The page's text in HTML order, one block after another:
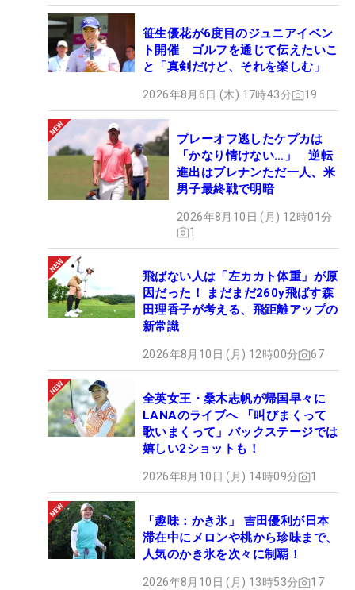
―昨季から今年を迎えるにあたり、変化した部分は
「一番は結果を出したいという気持ちが強くなりま
した。去年はすごく残念な結果になってしまったの
で、今年も同じような思いはしたくないという気持
ちでこのオフに臨みましたし、それがモチベーショ
ンにもなり、冬を乗り切ることができました。結果
を求めていきたいです」
―苦しかった昨シーズンを、どう分析しているか
「今考えると、スイングの悪いクセが全面的に出
て、それを自分ひとりでシーズン中に修正すること
ができなかった。トレーニングも準備不足だったと
思っています。全体的に足りなかった。ただ、オフ
に、そこを修正してトレーニングもこなしました。
クラブセッティングを見直すこともできたし、それ
―これまでのオフとは取り組みにも、また精神的な
部分でも大きな変化を感じる
「去年は残念なシーズンになってしまったし、日本
の（最終）プロテストも3日目でカットになり、な
んて言えばいいんだろう…、シーズン終盤はかなり
気持ちも悲しく、辛くなっていました。オフになっ
たら一度ゴルフを休もうかなって思うぐらいまで追
い詰められていました。それでも日本に帰ってき
て、シーズン最後の最終プロテストが終わると、コ
ーチは新しい課題に一緒に向き合おうと言ってくれ
笹生優花が6度目のジュニアイベン
ト開催 ゴルフを通じて伝えたいこ
と「真剣だけど、それを楽しむ」
2026年8月6日 (木) 17時43分 19
プレーオフ逃したケプカは
「かなり情けない…」 逆転
進出はブレナンただ一人、米
男子最終戦で明暗
2026年8月10日 (月) 12時01分
1
飛ばない人は「左カカト体重」が原
因だった！ まだまだ260y飛ばす森
田理香子が考える、飛距離アップの
新常識
2026年8月10日 (月) 12時00分 67
全英女王・桑木志帆が帰国早々に
LANAのライブへ 「叫びまくって
歌いまくって」バックステージでは
嬉しい2ショットも！
2026年8月10日 (月) 14時09分 1
「趣味：かき氷」 吉田優利が日本
滞在中にメロンや桃から珍味まで、
人気のかき氷を次々に制覇！
2026年8月10日 (月) 13時53分 17